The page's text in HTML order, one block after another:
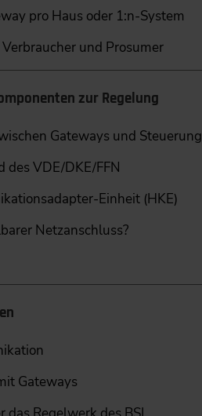
pro Haus oder 1:n-System
und Prosumer
zur Regelung
Gateways und Steuerung
des VDE/DKE/FFN
Einheit (HKE)
Netzanschluss?
Gateways